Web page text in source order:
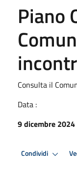
Piano
Consulta il
Data :
9 dicembre 2024
Condividi